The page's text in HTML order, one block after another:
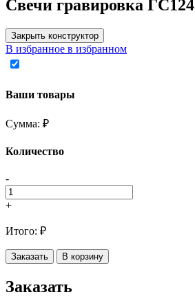
Свечи гравировка ГС124
Закрыть конструктор
В избранное в избранном
Ваши товары
Сумма: ₽
Количество
-
+
Итого: ₽
Заказать В корзину
Заказать